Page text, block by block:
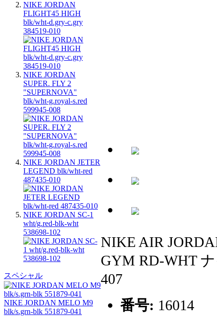
NIKE JORDAN
FLIGHT45 HIGH
blk/wht-d.gry-c.gry
384519-010
NIKE JORDAN
SUPER. FLY 2
"SUPERNOVA"
blk/wht-g.royal-s.red
599945-008
NIKE JORDAN JETER
LEGEND blk/wht-red
487435-010
NIKE JORDAN SC-1
wht/g.red-blk-wht
538698-102
スペシャル
NIKE JORDAN MELO M9
blk/s.grn-blk 551879-041
NIKE AIR
GYM RD-WHT
407
番号: 16014